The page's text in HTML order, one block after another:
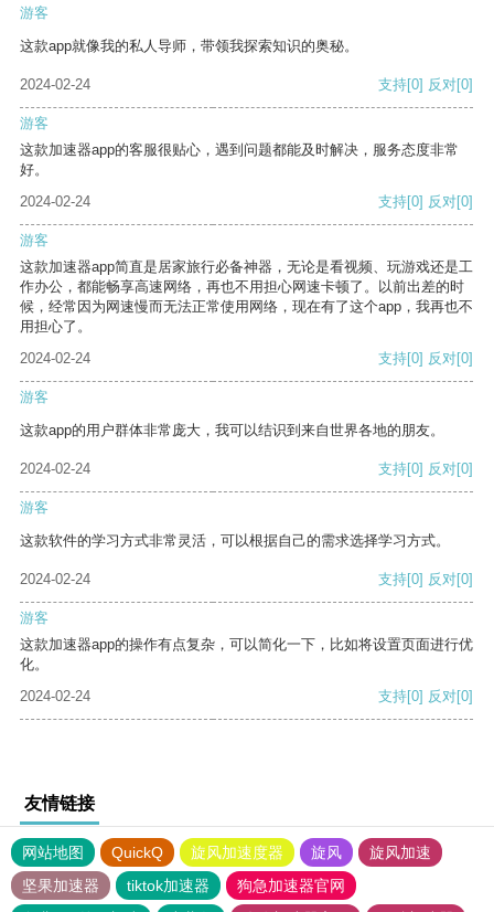
游客
这款app就像我的私人导师，带领我探索知识的奥秘。
2024-02-24 支持[0] 反对[0]
游客
这款加速器app的客服很贴心，遇到问题都能及时解决，服务态度非常
好。
2024-02-24
支持[0] 反对[0]
游客
这款加速器app简直是居家旅行必备神器，无论是看视频、玩游戏还是工
作办公，都能畅享高速网络，再也不用担心网速卡顿了。以前出差的时
候，经常因为网速慢而无法正常使用网络，现在有了这个app，我再也不
用担心了。
2024-02-24
支持[0] 反对[0]
游客
这款app的用户群体非常庞大，我可以结识到来自世界各地的朋友。
2024-02-24 支持[0] 反对[0]
游客
这款软件的学习方式非常灵活，可以根据自己的需求选择学习方式。
2024-02-24 支持[0] 反对[0]
游客
这款加速器app的操作有点复杂，可以简化一下，比如将设置页面进行优
化。
2024-02-24
支持[0] 反对[0]
友情链接
网站地图 QuickQ 旋风加速度器 旋风
旋风加速
坚果加速器
tiktok加速器
狗急加速器官网